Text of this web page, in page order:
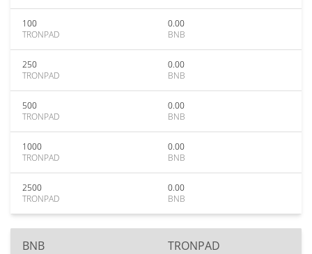
100
TRONPAD
0.00
BNB
250
TRONPAD
0.00
BNB
500
TRONPAD
0.00
BNB
1000
TRONPAD
0.00
BNB
2500
TRONPAD
0.00
BNB
BNB TRONPAD